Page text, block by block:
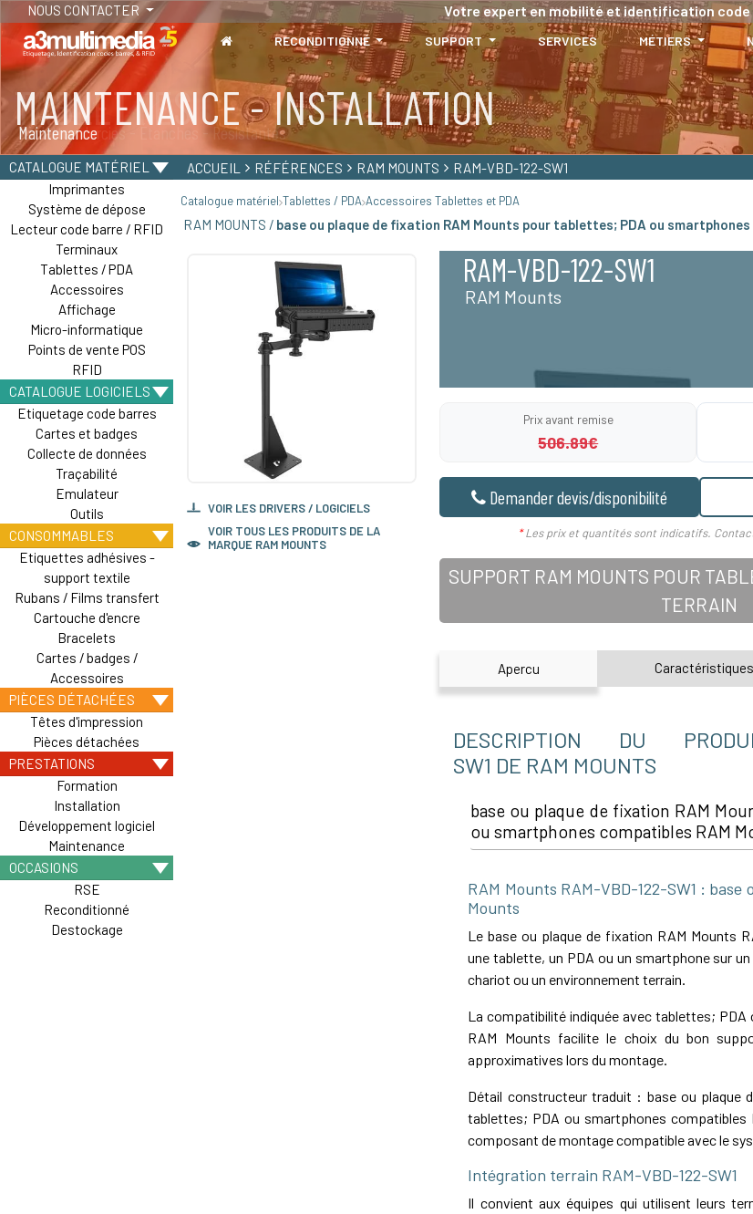
NOUS CONTACTER Votre expert en mobilité et identification code
RECONDITIONNÉ SUPPORT SERVICES MÉTIERS
MAINTENANCE - INSTALLATION
Maintenance
TABLETTES
Tablettes durcies - Étanches - Résistantes
CATALOGUE MATÉRIEL
Imprimantes
Système de dépose
Lecteur code barre / RFID
Terminaux
Tablettes / PDA
Accessoires
Affichage
Micro-informatique
Points de vente POS
RFID
CATALOGUE LOGICIELS
Etiquetage code barres
Cartes et badges
Collecte de données
Traçabilité
Emulateur
Outils
CONSOMMABLES
Etiquettes adhésives -
support textile
Rubans / Films transfert
Cartouche d'encre
Bracelets
Cartes / badges /
Accessoires
PIÈCES DÉTACHÉES
Têtes d'impression
Pièces détachées
PRESTATIONS
Formation
Installation
Développement logiciel
Maintenance
OCCASIONS
RSE
Reconditionné
Destockage
ACCUEIL RÉFÉRENCES RAM MOUNTS RAM-VBD-122-SW1
Catalogue matériel Tablettes / PDA Accessoires Tablettes et PDA
RAM MOUNTS / base ou plaque de fixation RAM Mounts pour tablettes; PDA ou
VOIR LES DRIVERS / LOGICIELS
VOIR TOUS LES PRODUITS DE LA
MARQUE RAM MOUNTS
RAM-VBD-122-SW1
RAM Mounts
Prix avant remise
506.89€
Demander devis/disponibilité
*Les prix et quantités sont indicatifs.
SUPPORT RAM MOUNTS POUR
TERRAIN
Apercu Caractéristiques
DESCRIPTION DU
SW1 DE RAM MOUNTS
base ou plaque de fixation RAM
ou smartphones compatibles RAM
RAM Mounts RAM-VBD-122-SW1 : base
Mounts
Le base ou plaque de fixation RAM Mounts
une tablette, un PDA ou un smartphone sur
chariot ou un environnement terrain.
La compatibilité indiquée avec tablettes;
RAM Mounts facilite le choix du bon
approximatives lors du montage.
Détail constructeur traduit : base ou plaque
tablettes; PDA ou smartphones compatibles
composant de montage compatible avec le
Intégration terrain RAM-VBD-122-SW1
Il convient aux équipes qui utilisent leurs